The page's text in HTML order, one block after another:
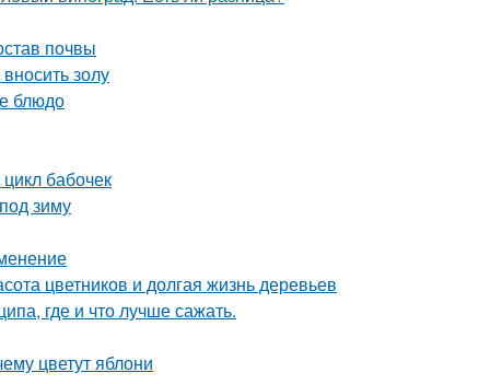
почвы
золу
блюдо
бабочек
зиму
цветников и долгая жизнь деревьев
где и что лучше сажать.
цветут яблони